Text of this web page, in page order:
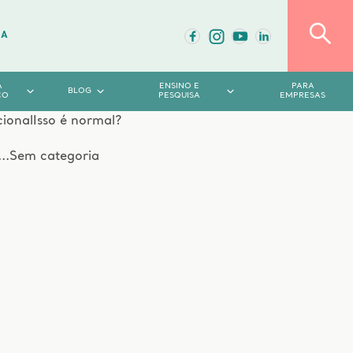
BLOG
ENSINO E
PESQUISA
PARA
EMPRESAS
Isso é normal?
Sem categoria